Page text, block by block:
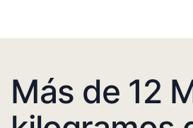
Más de 12